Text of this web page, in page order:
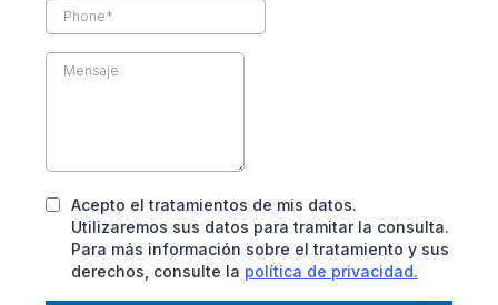
Acepto el tratamientos de mis datos.
Utilizaremos sus datos para tramitar la consulta.
Para más información sobre el tratamiento y sus
derechos, consulte la política de privacidad.